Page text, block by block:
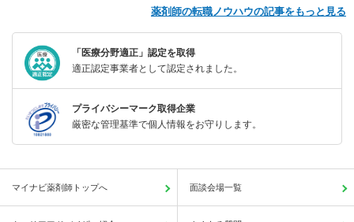
薬剤師の転職ノウハウの記事をもっと見る
「医療分野適正」認定を取得
適正認定事業者として認定されました。
プライバシーマーク取得企業
厳密な管理基準で個人情報をお守りします。
マイナビ薬剤師トップへ 面談会場一覧